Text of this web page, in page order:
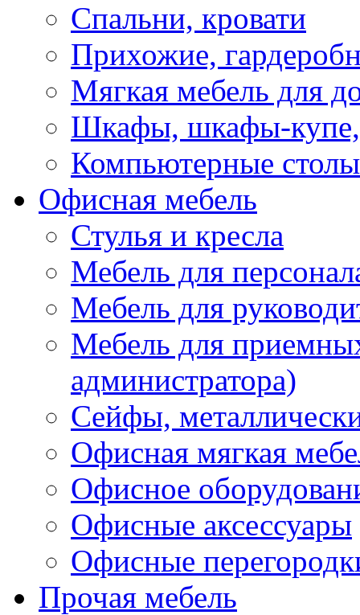
Спальни, кровати
Прихожие,
Мягкая мебель для
Шкафы, шкафы-купе,
Компьютерные столы
Офисная мебель
Стулья и кресла
Мебель для
Мебель для
Мебель для
администратора)
Сейфы,
Офисная мягкая
Офисное
Офисные аксессуары
Офисные
Прочая мебель